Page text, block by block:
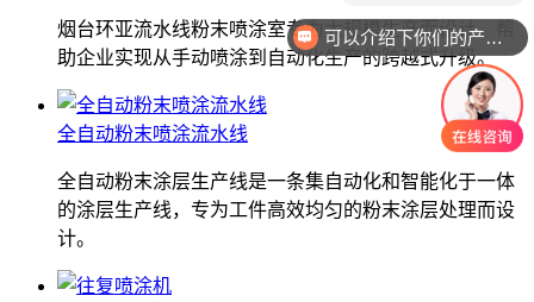
烟台环亚流水线粉末喷涂室专为大规模生产而设计，帮
助企业实现从手动喷涂到自动化生产的跨越式升级。
全自动粉末喷涂流水线
全自动粉末涂层生产线是一条集自动化和智能化于一体
的涂层生产线，专为工件高效均匀的粉末涂层处理而设
计。